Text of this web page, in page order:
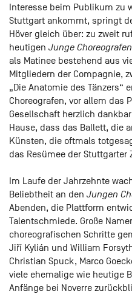
Interesse beim Publikum zu
Stuttgart ankommt, springt
Höver gleich über: zu zweit
heutigen Junge Choreografen
als Matinee bestehend aus
Mitgliedern der Compagnie,
„Die Anatomie des Tänzers“
Choreografen, vor allem das
Gesellschaft herzlich
Hause, dass das Ballett, die
Künsten, die oftmals
das Resümee der Stuttgarter
Im Laufe der Jahrzehnte
Beliebtheit an den Jungen
Abenden, die Plattform
Talentschmiede. Große
choreografischen Schritte
Jiří Kylián und William
Christian Spuck, Marco
viele ehemalige wie heutige
Anfänge bei Noverre